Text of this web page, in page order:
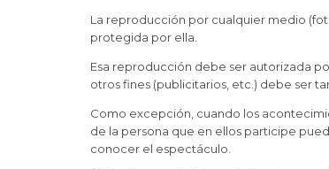
La reproducción por cualquier medio
protegida por ella.
Esa reproducción debe ser autorizada
otros fines (publicitarios, etc.) debe ser
Como excepción, cuando los
de la persona que en ellos participe
conocer el espectáculo.